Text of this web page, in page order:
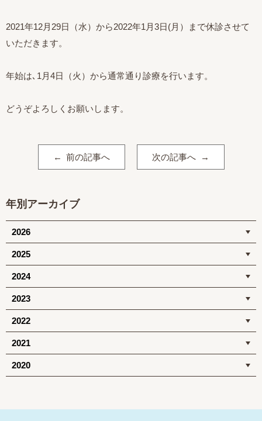
2021年12月29日（水）から2022年1月3日(月）まで休診させて
いただきます。
年始は､1月4日（火）から通常通り診療を行います。
どうぞよろしくお願いします。
前の記事へ 次の記事へ
年別アーカイブ
2026
2025
2024
2023
2022
2021
2020